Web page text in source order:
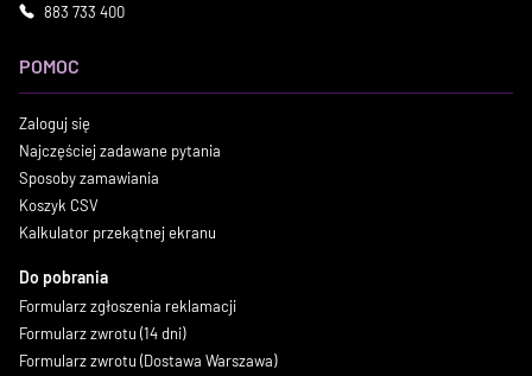
883 733 400
POMOC
Zaloguj się
Najczęściej zadawane pytania
Sposoby zamawiania
Koszyk CSV
Kalkulator przekątnej ekranu
Do pobrania
Formularz zgłoszenia reklamacji
Formularz zwrotu (14 dni)
Formularz zwrotu (Dostawa Warszawa)